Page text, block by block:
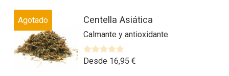
producto
tiene
múltiples
variantes.
Agotado Centella Asiática
Calmante y antioxidante
V
Desde 16,95 €